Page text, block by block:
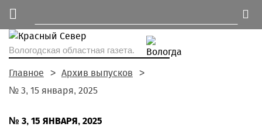
Вологодская областная газета.
Главное
Архив выпусков
№ 3, 15 января, 2025
№ 3, 15 ЯНВАРЯ, 2025